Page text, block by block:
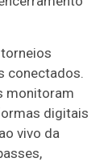
conectados.
monitoram
digitais
vivo da